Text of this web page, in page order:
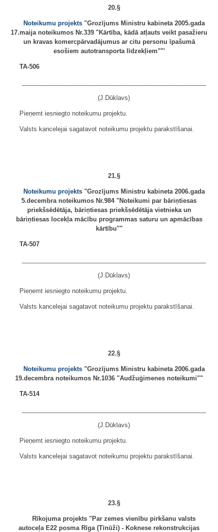
20.§
Noteikumu projekts"Grozījums Ministru kabineta 2005.gada
17.maija noteikumos Nr.339 "Kārtība, kādā atļauts veikt pasažieru
un kravas komercpārvadājumus ar citu personu īpašumā
esošiem autotransporta līdzekļiem""'
TA-506
(J.Dūklavs)
Pieņemt iesniegto noteikumu projektu.
Valsts kancelejai sagatavot noteikumu projektu parakstīšanai.
21.§
Noteikumu projekts"Grozījums Ministru kabineta 2006.gada
5.decembra noteikumos Nr.984 "Noteikumi par bāriņtiesas
priekšsēdētāja, bāriņtiesas priekšsēdētāja vietnieka un
bāriņtiesas locekļa mācību programmas saturu un apmācības
kārtību""
TA-507
(J.Dūklavs)
Pieņemt iesniegto noteikumu projektu.
Valsts kancelejai sagatavot noteikumu projektu parakstīšanai.
22.§
Noteikumu projekts"Grozījums Ministru kabineta 2006.gada
19.decembra noteikumos Nr.1036 "Audžuģimenes noteikumi""
TA-514
(J.Dūklavs)
Pieņemt iesniegto noteikumu projektu.
Valsts kancelejai sagatavot noteikumu projektu parakstīšanai.
23.§
Rīkojuma projekts "Par zemes vienību pirkšanu valsts
autoceļa E22 posma Rīga (Tīnūži) - Koknese rekonstrukcijas